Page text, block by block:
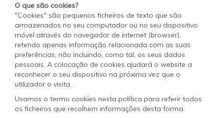
O que são cookies?
"Cookies" são pequenos ficheiros de texto que são
armazenados no seu computador ou no seu dispositivo
móvel através do navegador de internet (browser),
retendo apenas informação relacionada com as suas
preferências, não incluindo, como tal, os seus dados
pessoais. A colocação de cookies ajudará o website a
reconhecer o seu dispositivo na próxima vez que o
utilizador o visita.
Usamos o termo cookies nesta política para referir todos
os ficheiros que recolhem informações desta forma.